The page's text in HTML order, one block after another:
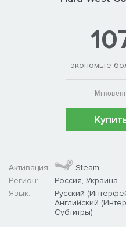
экономьте
Активация:
Steam
Регион:
Россия, Украина
Язык:
Русский
Английский
Субтитры)